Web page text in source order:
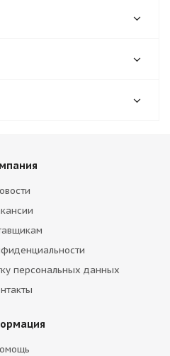
персональных данных